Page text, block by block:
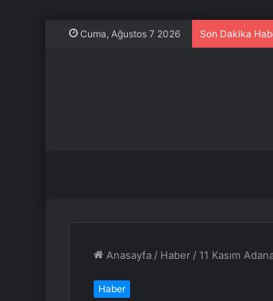
Cuma, Ağustos 7 2026 Son Dakika
Anasayfa / Haber /11 Kasım
Haber